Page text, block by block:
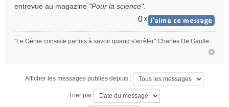
entrevue au magazine "Pour la science".
0 x
"Le Génie consiste parfois à savoir quand s'arrêter" Charles De Gaulle.
Afficher les messages publiés depuis :
Trier par